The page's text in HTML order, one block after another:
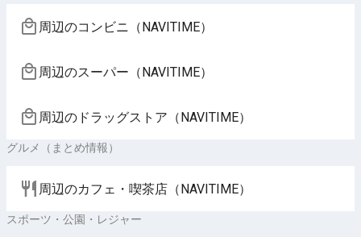
周辺のコンビニ（NAVITIME）
周辺のスーパー（NAVITIME）
周辺のドラッグストア（NAVITIME）
グルメ（まとめ情報）
周辺のカフェ・喫茶店（NAVITIME）
スポーツ・公園・レジャー